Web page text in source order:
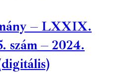
– LXXIX.
szám – 2024.